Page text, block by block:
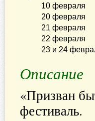
10 февраля
20 февраля
21 февраля
22 февраля
23 и 24
Описание
«Призван
фестиваль.